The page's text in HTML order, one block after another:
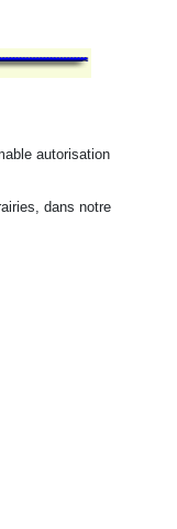
autorisation
dans notre